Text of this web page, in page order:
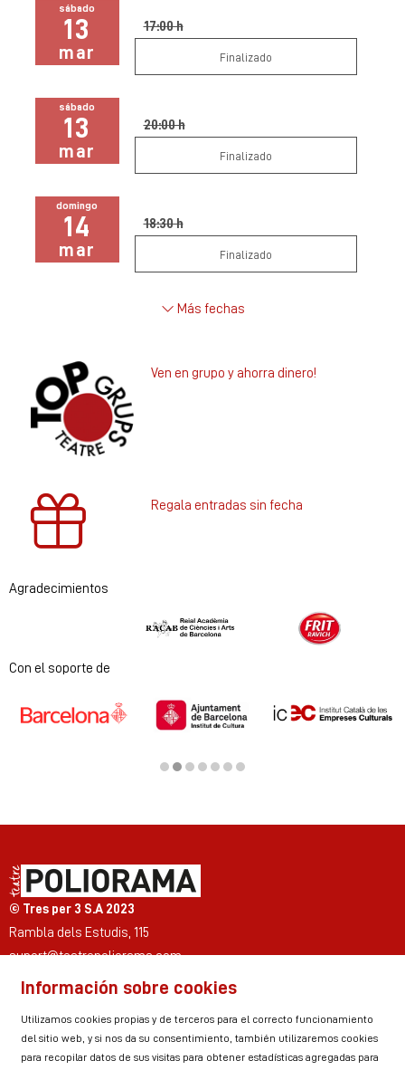
sábado
13
mar
17:00 h
Finalizado
sábado
13
mar
20:00 h
Finalizado
domingo
14
mar
18:30 h
Finalizado
Más fechas
Ven en grupo y ahorra dinero!
Regala entradas sin fecha
Agradecimientos
Diapositiva 1 de 2
Con el soporte de
© Tres per 3 S.A 2023
Rambla dels Estudis, 115
suport@teatrepoliorama.com
Link a instagram
Link a youtube
Link a twitter
Link a facebook
Link a ticktok
Link a linkedin
Información sobre cookies
Utilizamos cookies propias y de terceros para el correcto funcionamiento
del sitio web, y si nos da su consentimiento, también utilizaremos cookies
para recopilar datos de sus visitas para obtener estadísticas agregadas para